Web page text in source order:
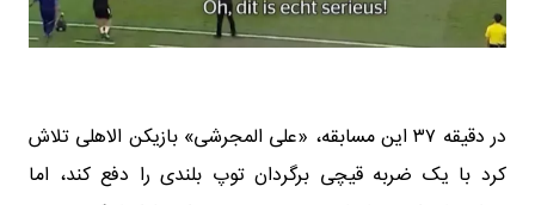
در دقیقه ۳۷ این مسابقه، «علی المجرشی» بازیکن الاهلی تلاش
کرد با یک ضربه قیچی برگردان توپ بلندی را دفع کند، اما